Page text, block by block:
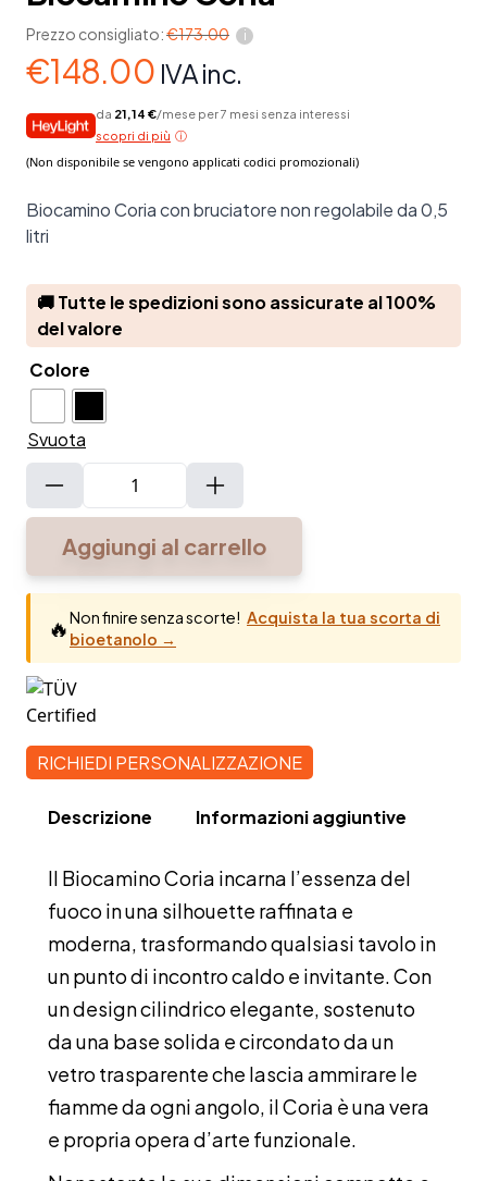
Prezzo consigliato:€173.00 i
€148.00 IVA inc.
da 21,14 €/mese per 7 mesi senza interessi
scopri di più
Biocamino Coria con bruciatore non regolabile da 0,5
litri
🚚 Tutte le spedizioni sono assicurate al 100%
del valore
Colore
Svuota
Coria
quantità
Aggiungi al carrello
🔥Non finire senza scorte! Acquista la tua scorta di
bioetanolo →
RICHIEDI PERSONALIZZAZIONE
Descrizione Informazioni aggiuntive
Il Biocamino Coria incarna l’essenza del
fuoco in una silhouette raffinata e
moderna, trasformando qualsiasi tavolo in
un punto di incontro caldo e invitante. Con
un design cilindrico elegante, sostenuto
da una base solida e circondato da un
vetro trasparente che lascia ammirare le
fiamme da ogni angolo, il Coria è una vera
e propria opera d’arte funzionale.